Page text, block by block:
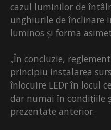
cazul luminilor de
unghiurile de înclinare
luminos și forma
„În concluzie,
principiu instalarea
înlocuire LEDr în locul
dar numai în condițiile
prezentate anterior.